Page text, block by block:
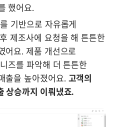
했어요.
기반으로 자유롭게
제조사에 요청을 해 튼튼한
어요. 제품 개선으로
즈를 파악해 더 튼튼한
출을 높아졌어요. 고객의
상승까지 이뤄냈죠.